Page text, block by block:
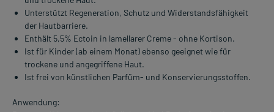
Unterstützt Regeneration, Schutz und Widerstandsfähigkeit
der Hautbarriere.
Enthält 5,5% Ectoin in lamellarer Creme - ohne Kortison.
Ist für Kinder (ab einem Monat) ebenso geeignet wie für
trockene und angegriffene Haut.
Ist frei von künstlichen Parfüm- und Konservierungsstoffen.
Anwendung: